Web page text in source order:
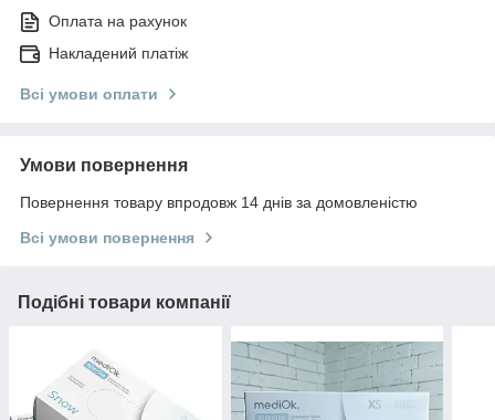
Оплата на рахунок
Накладений платіж
Всі умови оплати
Умови повернення
Повернення товару впродовж 14 днів за домовленістю
Всі умови повернення
Подібні товари компанії